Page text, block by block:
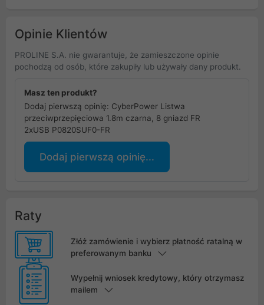
Opinie Klientów
PROLINE S.A. nie gwarantuje, że zamieszczone opinie
pochodzą od osób, które zakupiły lub używały dany produkt.
Masz ten produkt?
Dodaj pierwszą opinię: CyberPower Listwa
przeciwprzepięciowa 1.8m czarna, 8 gniazd FR
2xUSB P0820SUF0-FR
Dodaj pierwszą opinię...
Raty
Złóż zamówienie i wybierz płatność ratalną w
preferowanym banku
Wypełnij wniosek kredytowy, który otrzymasz
mailem